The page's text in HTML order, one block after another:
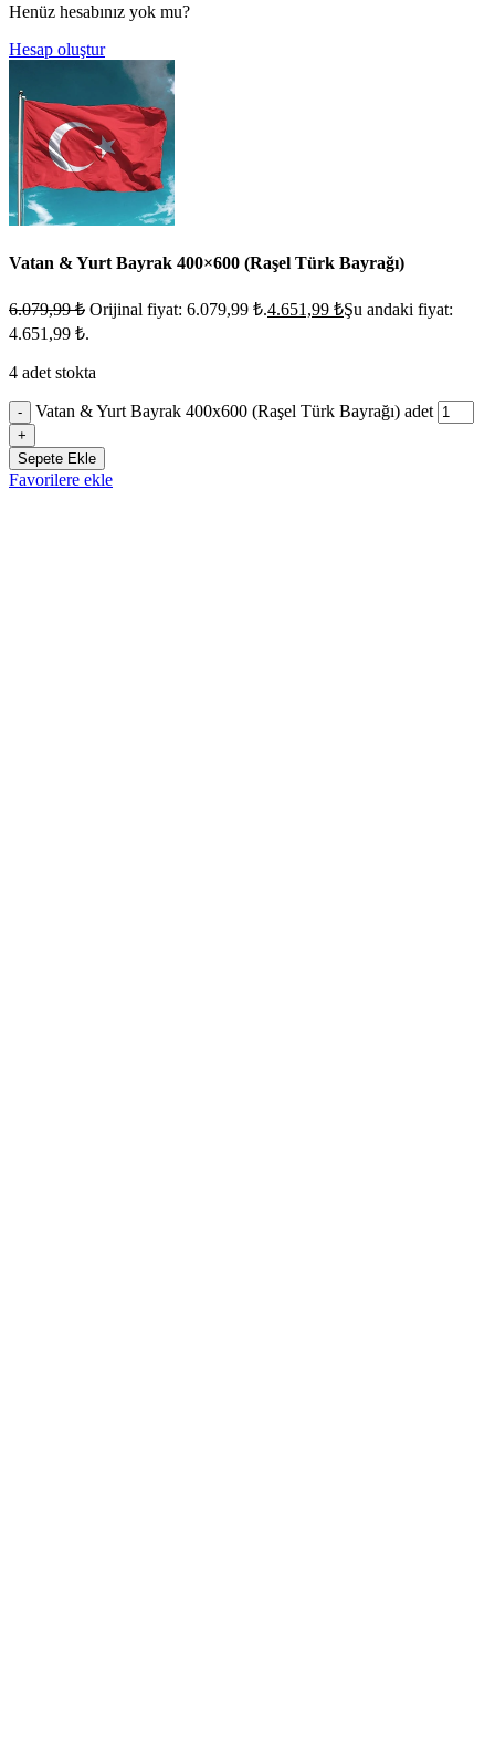
Henüz hesabınız yok mu?
Hesap oluştur
Vatan & Yurt Bayrak 400×600 (Raşel Türk Bayrağı)
6.079,99₺ Orijinal fiyat: 6.079,99 ₺.4.651,99 ₺Şu andaki fiyat:
4.651,99 ₺.
4 adet stokta
- Vatan & Yurt Bayrak 400x600 (Raşel Türk Bayrağı) adet
+
Sepete Ekle
Favorilere ekle